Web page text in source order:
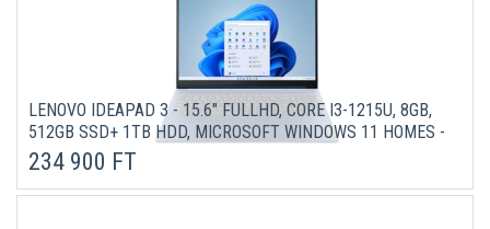
LENOVO IDEAPAD 3 - 15.6" FULLHD, CORE I3-1215U, 8GB,
512GB SSD+ 1TB HDD, MICROSOFT WINDOWS 11 HOMES -
KÉK LAPTOP 3 ÉV GARANCIÁVAL (VERZIÓ)
234 900 FT